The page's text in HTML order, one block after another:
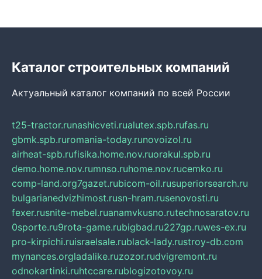
Каталог строительных компаний
Актуальный каталог компаний по всей России
t25-tractor.runashicveti.rualutex.spb.rufas.ru
gbmk.spb.ruromania-today.runovoizol.ru
airheat-spb.rufisika.home.nov.ruorakul.spb.ru
demo.home.nov.rumnso.ruhome.nov.rucemko.ru
comp-land.org7gazet.rubicom-oil.rusuperiorsearch.ru
bulgarianedvizhimost.rusn-hram.rusenovosti.ru
fexer.rusnite-mebel.ruanamvkusno.rutechnosaratov.ru
0sporte.ru9rota-game.rubigbad.ru227gp.ruwes-ex.ru
pro-kirpichi.ruisraelsale.rublack-lady.rustroy-db.com
mynances.orgladalike.ruzozor.rudvigremont.ru
odnokartinki.ruhtccare.rublogizotovoy.ru